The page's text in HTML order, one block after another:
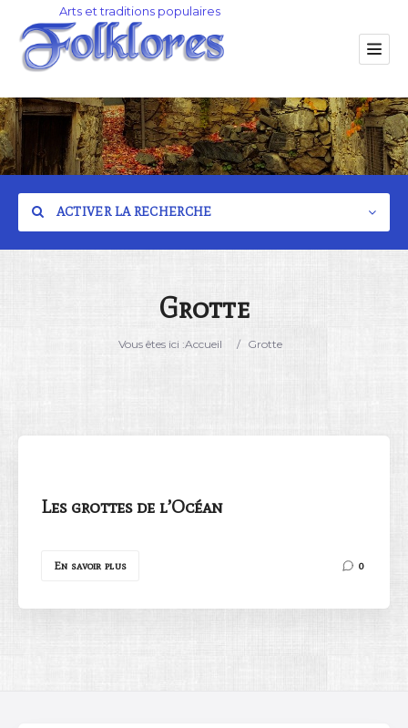
ACTIVER LA RECHERCHE
Grotte
Vous êtes ici :Accueil / Grotte
Les grottes de l’Océan
En savoir plus 0